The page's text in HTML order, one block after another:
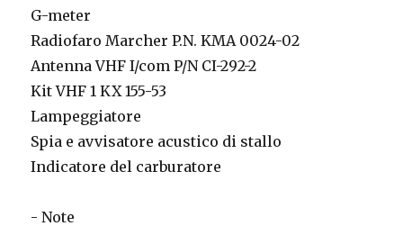
G-meter
Radiofaro Marcher P.N. KMA 0024-02
Antenna VHF I/com P/N CI-292-2
Kit VHF 1 KX 155-53
Lampeggiatore
Spia e avvisatore acustico di stallo
Indicatore del carburatore
- Note